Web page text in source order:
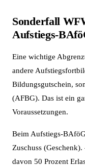
Sonderfall
Aufstiegs-
Eine wichtige
andere
Bildungsgutschein,
(AFBG). Das ist ein
Voraussetzungen.
Beim Aufstiegs-
Zuschuss
davon 50 Prozent